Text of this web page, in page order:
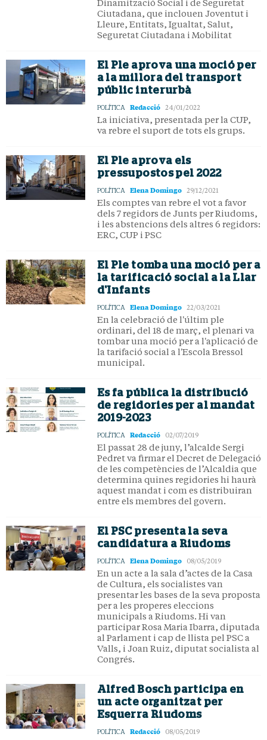
Dinamització Social i de Seguretat
Ciutadana, que inclouen Joventut i
Lleure, Entitats, Igualtat, Salut,
Seguretat Ciutadana i Mobilitat
El Ple aprova una moció per
a la millora del transport
públic interurbà
POLÍTICA Redacció 24/01/2022
La iniciativa, presentada per la CUP,
va rebre el suport de tots els grups.
El Ple aprova els
pressupostos pel 2022
POLÍTICA Elena Domingo 29/12/2021
Els comptes van rebre el vot a favor
dels 7 regidors de Junts per Riudoms,
i les abstencions dels altres 6 regidors:
ERC, CUP i PSC
El Ple tomba una moció per a
la tarificació social a la Llar
d'Infants
POLÍTICA Elena Domingo 22/03/2021
En la celebració de l'últim ple
ordinari, del 18 de març, el plenari va
tombar una moció per a l'aplicació de
la tarifació social a l'Escola Bressol
municipal.
Es fa pública la distribució
de regidories per al mandat
2019-2023
POLÍTICA Redacció 02/07/2019
El passat 28 de juny, l’alcalde Sergi
Pedret va firmar el Decret de Delegació
de les competències de l’Alcaldia que
determina quines regidories hi haurà
aquest mandat i com es distribuiran
entre els membres del govern.
El PSC presenta la seva
candidatura a Riudoms
POLÍTICA Elena Domingo 08/05/2019
En un acte a la sala d’actes de la Casa
de Cultura, els socialistes van
presentar les bases de la seva proposta
per a les properes eleccions
municipals a Riudoms. Hi van
participar Rosa Maria Ibarra, diputada
al Parlament i cap de llista pel PSC a
Valls, i Joan Ruiz, diputat socialista al
Congrés.
Alfred Bosch participa en
un acte organitzat per
Esquerra Riudoms
POLÍTICA Redacció 08/05/2019